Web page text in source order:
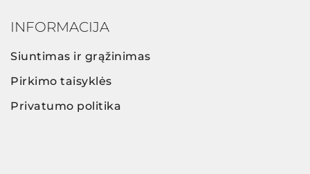
INFORMACIJA
Siuntimas ir grąžinimas
Pirkimo taisyklės
Privatumo politika